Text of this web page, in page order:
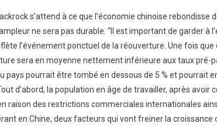
s’attend à ce que l’économie chinoise rebondisse
ne sera pas durable. “Il est important de garder à
l’événement ponctuel de la réouverture. Une fois
sera en moyenne nettement inférieure aux taux pré-
pays pourrait être tombé en dessous de 5 % et pourrait
d’abord, la population en âge de travailler, après avoir
raison des restrictions commerciales internationales
en Chine, deux facteurs qui vont freiner la croissance